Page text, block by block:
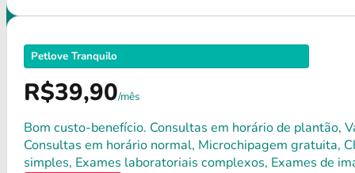
Petlove Tranquilo
R$39,90/mês
Bom custo-benefício. Consultas em horário de plantão,
Consultas em horário normal, Microchipagem gratuita,
simples, Exames laboratoriais complexos, Exames de